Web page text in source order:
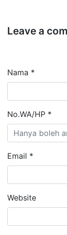
Leave a
Nama *
No.WA/HP *
Email *
Website